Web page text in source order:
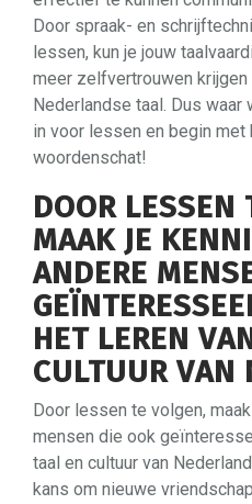
Door spraak- en
lessen, kun je jouw
meer zelfvertrouwen krijgen
Nederlandse taal. Dus waar
in voor lessen en begin met
woordenschat!
DOOR LESSEN
MAAK JE
ANDERE
HET LEREN
CULTUUR VAN
Door lessen te volgen,
mensen die ook
taal en cultuur van
kans om nieuwe